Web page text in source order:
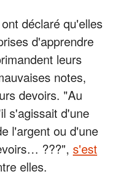
déclaré qu'elles
d'apprendre
leurs
notes,
devoirs. "Au
s'agissait d'une
l'argent ou d'une
???", s'est
elles.